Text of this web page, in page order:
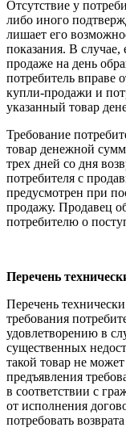
Отсутствие у
либо иного
лишает его
показания. В случае,
продаже на день
потребитель вправе
купли-продажи и
указанный товар
Требование
товар денежной
трех дней со дня
потребителя с
предусмотрен при
продажу. Продавец
потребителю о
Перечень
Перечень
требования
удовлетворению в
существенных
такой товар не
предъявления
в соответствии с
от исполнения
потребовать